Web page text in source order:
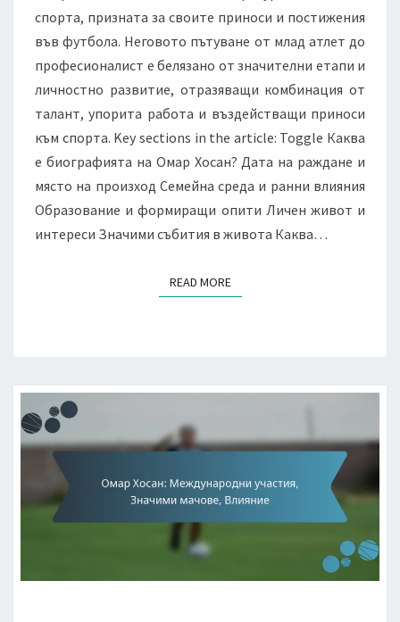
спорта, призната за своите приноси и постижения
във футбола. Неговото пътуване от млад атлет до
професионалист е белязано от значителни етапи и
личностно развитие, отразяващи комбинация от
талант, упорита работа и въздействащи приноси
към спорта. Key sections in the article: Toggle Каква
е биографията на Омар Хосан? Дата на раждане и
място на произход Семейна среда и ранни влияния
Образование и формиращи опити Личен живот и
интереси Значими събития в живота Каква…
READ MOREREAD MORE